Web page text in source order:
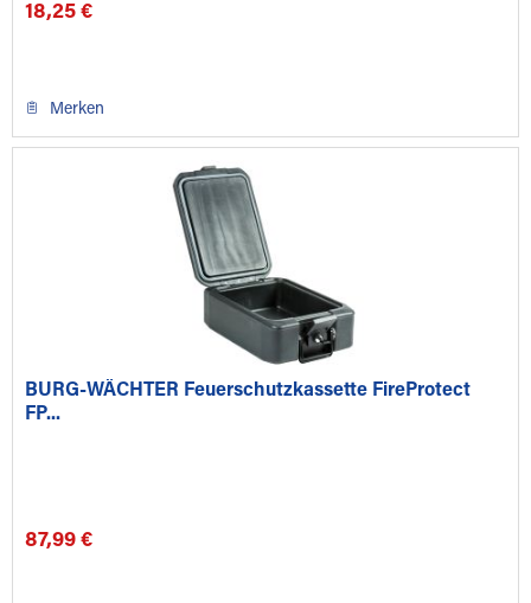
18,25 €
Merken
BURG-WÄCHTER Feuerschutzkassette FireProtect
FP...
87,99 €